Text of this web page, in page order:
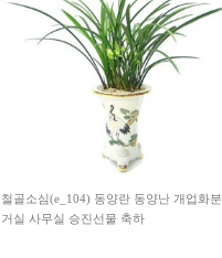
철골소심(e_104) 동양란 동양난 개업화분
거실 사무실 승진선물 축하